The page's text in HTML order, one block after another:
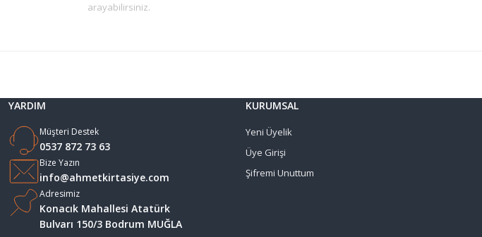
arayabilirsiniz.
YARDIM
Müşteri Destek
0537 872 73 63
Bize Yazın
info@ahmetkirtasiye.com
Adresimiz
Konacık Mahallesi Atatürk
Bulvarı 150/3 Bodrum MUĞLA
KURUMSAL
Yeni Üyelik
Üye Girişi
Şifremi Unuttum